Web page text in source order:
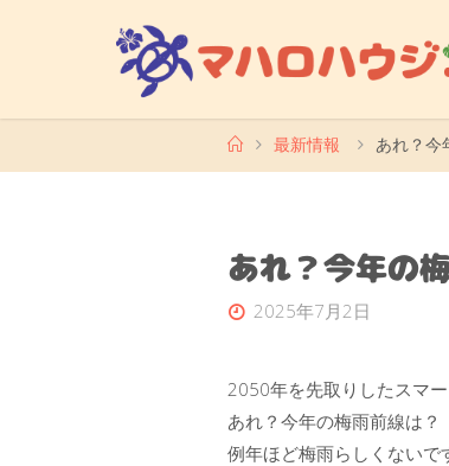
へ
ホ
ー
最新情報 あれ？今
あれ？今年の
2025年7月2日
2050年を先取りしたスマ
あれ？今年の梅雨前線は？
例年ほど梅雨らしくない